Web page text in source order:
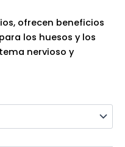
ofrecen beneficios
los huesos y los
nervioso y